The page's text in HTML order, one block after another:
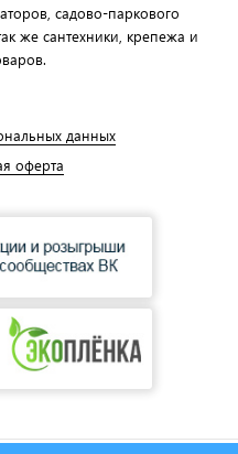
садово-паркового
же сантехники, крепежа и
данных
оферта